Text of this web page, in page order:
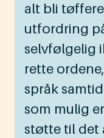
alt bli
utfordring
selvfølgelig
rette
språk
som mulig
støtte til det